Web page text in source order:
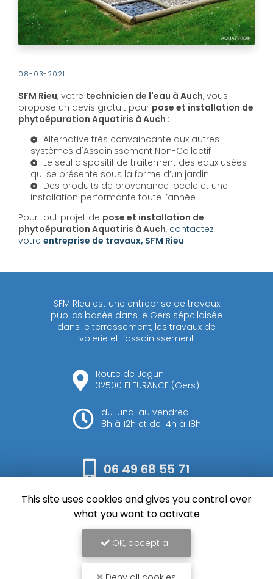
08-03-2021
SFM Rieu, votre technicien de l'eau à Auch, vous
propose un devis gratuit pour pose et installation de
phytoépuration Aquatiris à Auch :
Alternative très convaincante aux autres
systèmes d'Assainissement Non-Collectif
Le seul dispositif de traitement des eaux usées
qui se présente sous la forme d’un jardin
Des produits de provenance locale et une
installation performante toute l’année
Pour tout projet de pose et installation de
phytoépuration Aquatiris à Auch, contactez
votre entreprise de travaux, SFM Rieu.
SFM RIeu est une entreprise de travaux
publics basée dans le Gers sépcilaisée
dans le terrassement, les travaux de
voierie et l’assainissement
Route de Jegun
32500 FLEURANCE (Gers)
du lundi au vendredi
8h à 12h et de 14h à 18h
06 49 68 55 71
Envoyez votre message
This site uses cookies and gives you control over
what you want to activate
OK, accept all